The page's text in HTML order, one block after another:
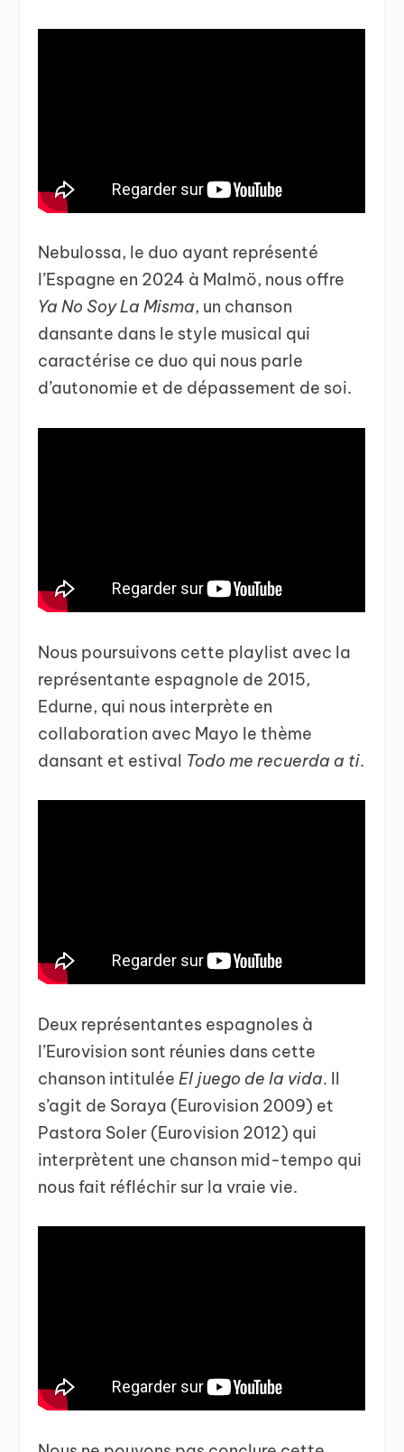
Nebulossa, le duo ayant représenté
l’Espagne en 2024 à Malmö, nous offre
Ya No Soy La Misma, un chanson
dansante dans le style musical qui
caractérise ce duo qui nous parle
d’autonomie et de dépassement de soi.
Nous poursuivons cette playlist avec la
représentante espagnole de 2015,
Edurne, qui nous interprète en
collaboration avec Mayo le thème
dansant et estival Todo me recuerda a ti.
Deux représentantes espagnoles à
l’Eurovision sont réunies dans cette
chanson intituléeEl juego de la vida. Il
s’agit de Soraya (Eurovision 2009) et
Pastora Soler (Eurovision 2012) qui
interprètent une chanson mid-tempo qui
nous fait réfléchir sur la vraie vie.